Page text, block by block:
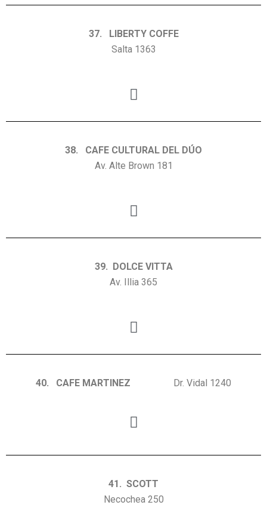
37. LIBERTY COFFE
Salta 1363
38. CAFE CULTURAL DEL DÚO
Av. Alte Brown 181
39. DOLCE VITTA
Av. Illia 365
40. CAFE MARTINEZ Dr. Vidal 1240
41. SCOTT
Necochea 250